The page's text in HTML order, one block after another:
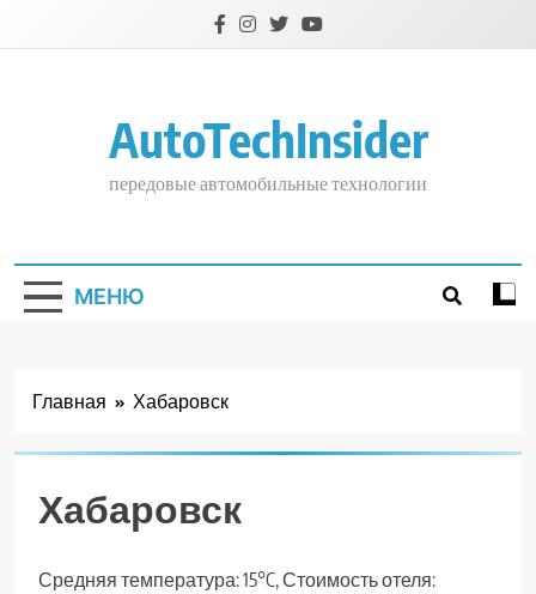
AutoTechInsider
передовые автомобильные технологии
МЕНЮ
Главная Хабаровск
Хабаровск
Средняя температура: 15°C, Стоимость отеля: